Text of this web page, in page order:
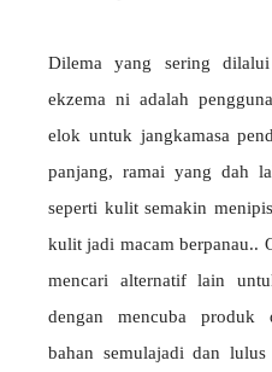
Dilema yang sering
ekzema ni adalah
elok untuk jangkamasa
panjang, ramai yang dah
seperti kulit semakin
kulit jadi macam berpanau..
mencari alternatif lain
dengan mencuba produk
bahan semulajadi dan